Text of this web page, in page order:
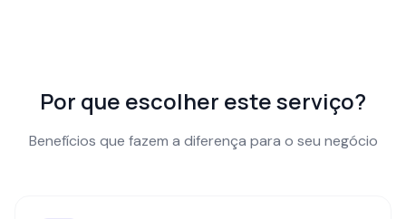
Por que escolher este serviço?
Benefícios que fazem a diferença para o seu negócio